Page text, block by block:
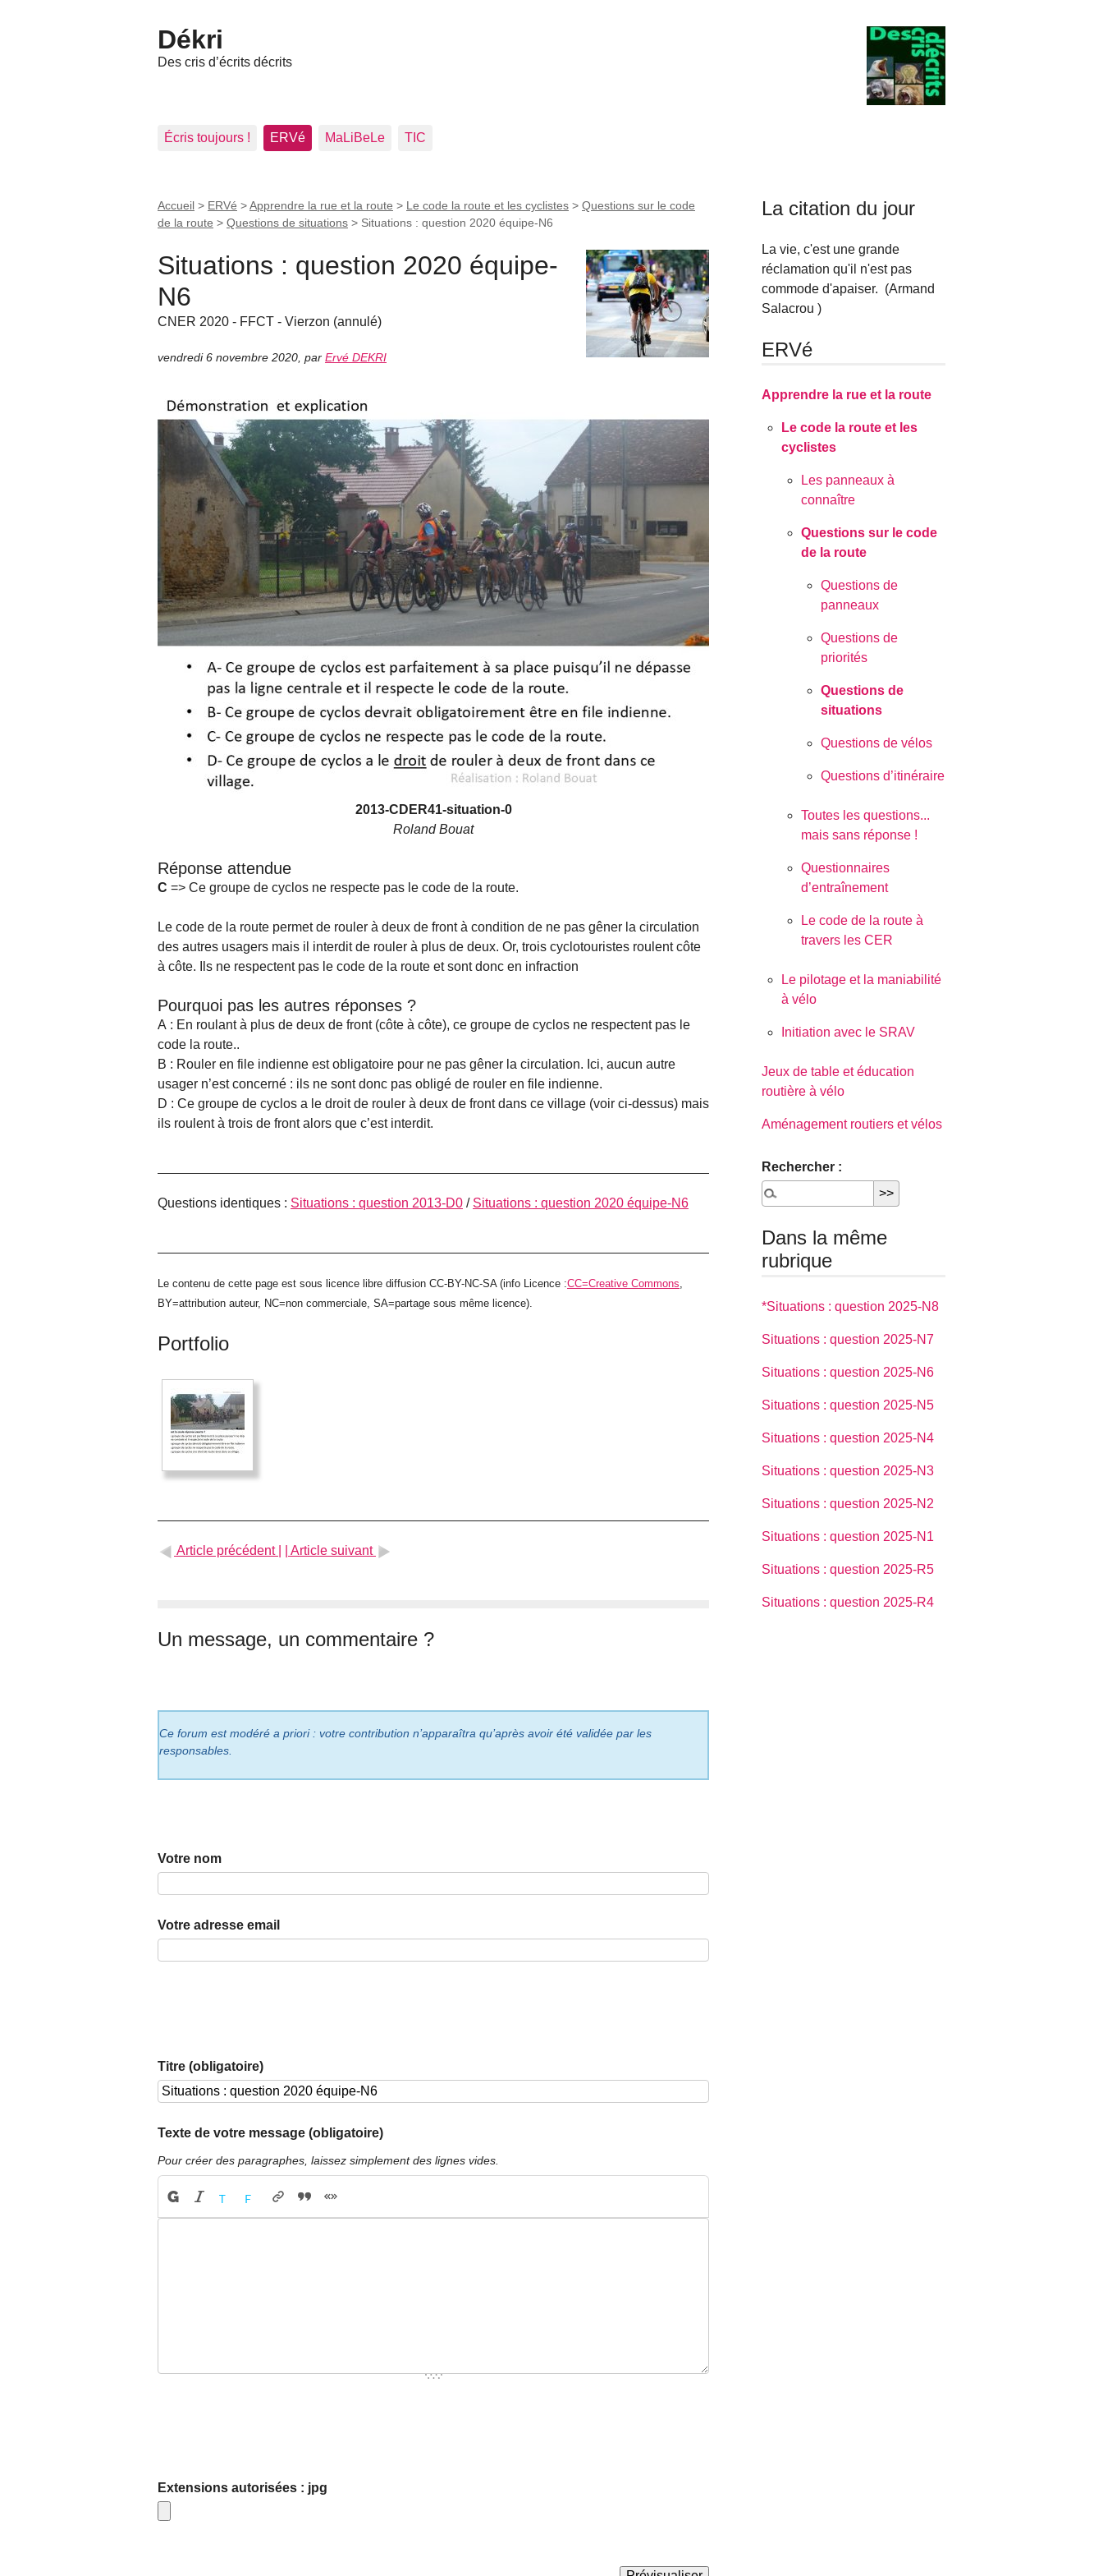
Dékri
Des cris d’écrits décrits
Écris toujours ! ERVé MaLiBeLe TIC
Accueil > ERVé >Apprendre la rue et la route > Le code la route et les cyclistes > Questions sur le code
de la route > Questions de situations > Situations : question 2020 équipe-N6
Situations : question 2020 équipe-
N6
CNER 2020 - FFCT - Vierzon (annulé)
vendredi 6 novembre 2020 par Ervé DEKRI
2013-CDER41-situation-0
Roland Bouat
Réponse attendue
C => Ce groupe de cyclos ne respecte pas le code de la route.
Le code de la route permet de rouler à deux de front à condition de ne pas gêner la circulation
des autres usagers mais il interdit de rouler à plus de deux. Or, trois cyclotouristes roulent côte
à côte. Ils ne respectent pas le code de la route et sont donc en infraction
Pourquoi pas les autres réponses ?
A : En roulant à plus de deux de front (côte à côte), ce groupe de cyclos ne respectent pas le
code la route..
B : Rouler en file indienne est obligatoire pour ne pas gêner la circulation. Ici, aucun autre
usager n’est concerné : ils ne sont donc pas obligé de rouler en file indienne.
D : Ce groupe de cyclos a le droit de rouler à deux de front dans ce village (voir ci-dessus) mais
ils roulent à trois de front alors que c’est interdit.
Questions identiques : Situations : question 2013-D0 / Situations : question 2020 équipe-N6
Le contenu de cette page est sous licence libre diffusion CC-BY-NC-SA (info Licence :CC=Creative Commons,
BY=attribution auteur, NC=non commerciale, SA=partage sous même licence).
Portfolio
Article précédent | | Article suivant
Un message, un commentaire ?
Ce forum est modéré a priori : votre contribution n’apparaîtra qu’après avoir été validée par les
responsables.
Votre nom
Votre adresse email
Titre (obligatoire)
Texte de votre message (obligatoire)
Pour créer des paragraphes, laissez simplement des lignes vides.
Extensions autorisées : jpg
La citation du jour
La vie, c'est une grande
réclamation qu'il n'est pas
commode d'apaiser. (Armand
Salacrou )
ERVé
Apprendre la rue et la route
Le code la route et les
cyclistes
Les panneaux à
connaître
Questions sur le code
de la route
Questions de
panneaux
Questions de
priorités
Questions de
situations
Questions de vélos
Questions d’itinéraire
Toutes les questions...
mais sans réponse !
Questionnaires
d’entraînement
Le code de la route à
travers les CER
Le pilotage et la maniabilité
à vélo
Initiation avec le SRAV
Jeux de table et éducation
routière à vélo
Aménagement routiers et vélos
Rechercher :
Dans la même
rubrique
*Situations : question 2025-N8
Situations : question 2025-N7
Situations : question 2025-N6
Situations : question 2025-N5
Situations : question 2025-N4
Situations : question 2025-N3
Situations : question 2025-N2
Situations : question 2025-N1
Situations : question 2025-R5
Situations : question 2025-R4